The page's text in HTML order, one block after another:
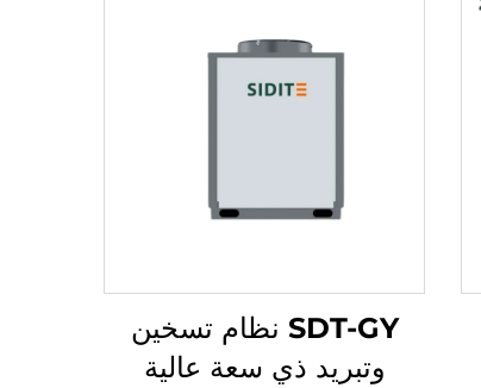
SDT-GY نظام تسخين
وتبريد ذي سعة عالية